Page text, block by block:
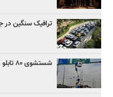
ترافیک سنگین در
شستشوی ۸۰ تابلو راهنمای مسیر با استفاده از بالابر